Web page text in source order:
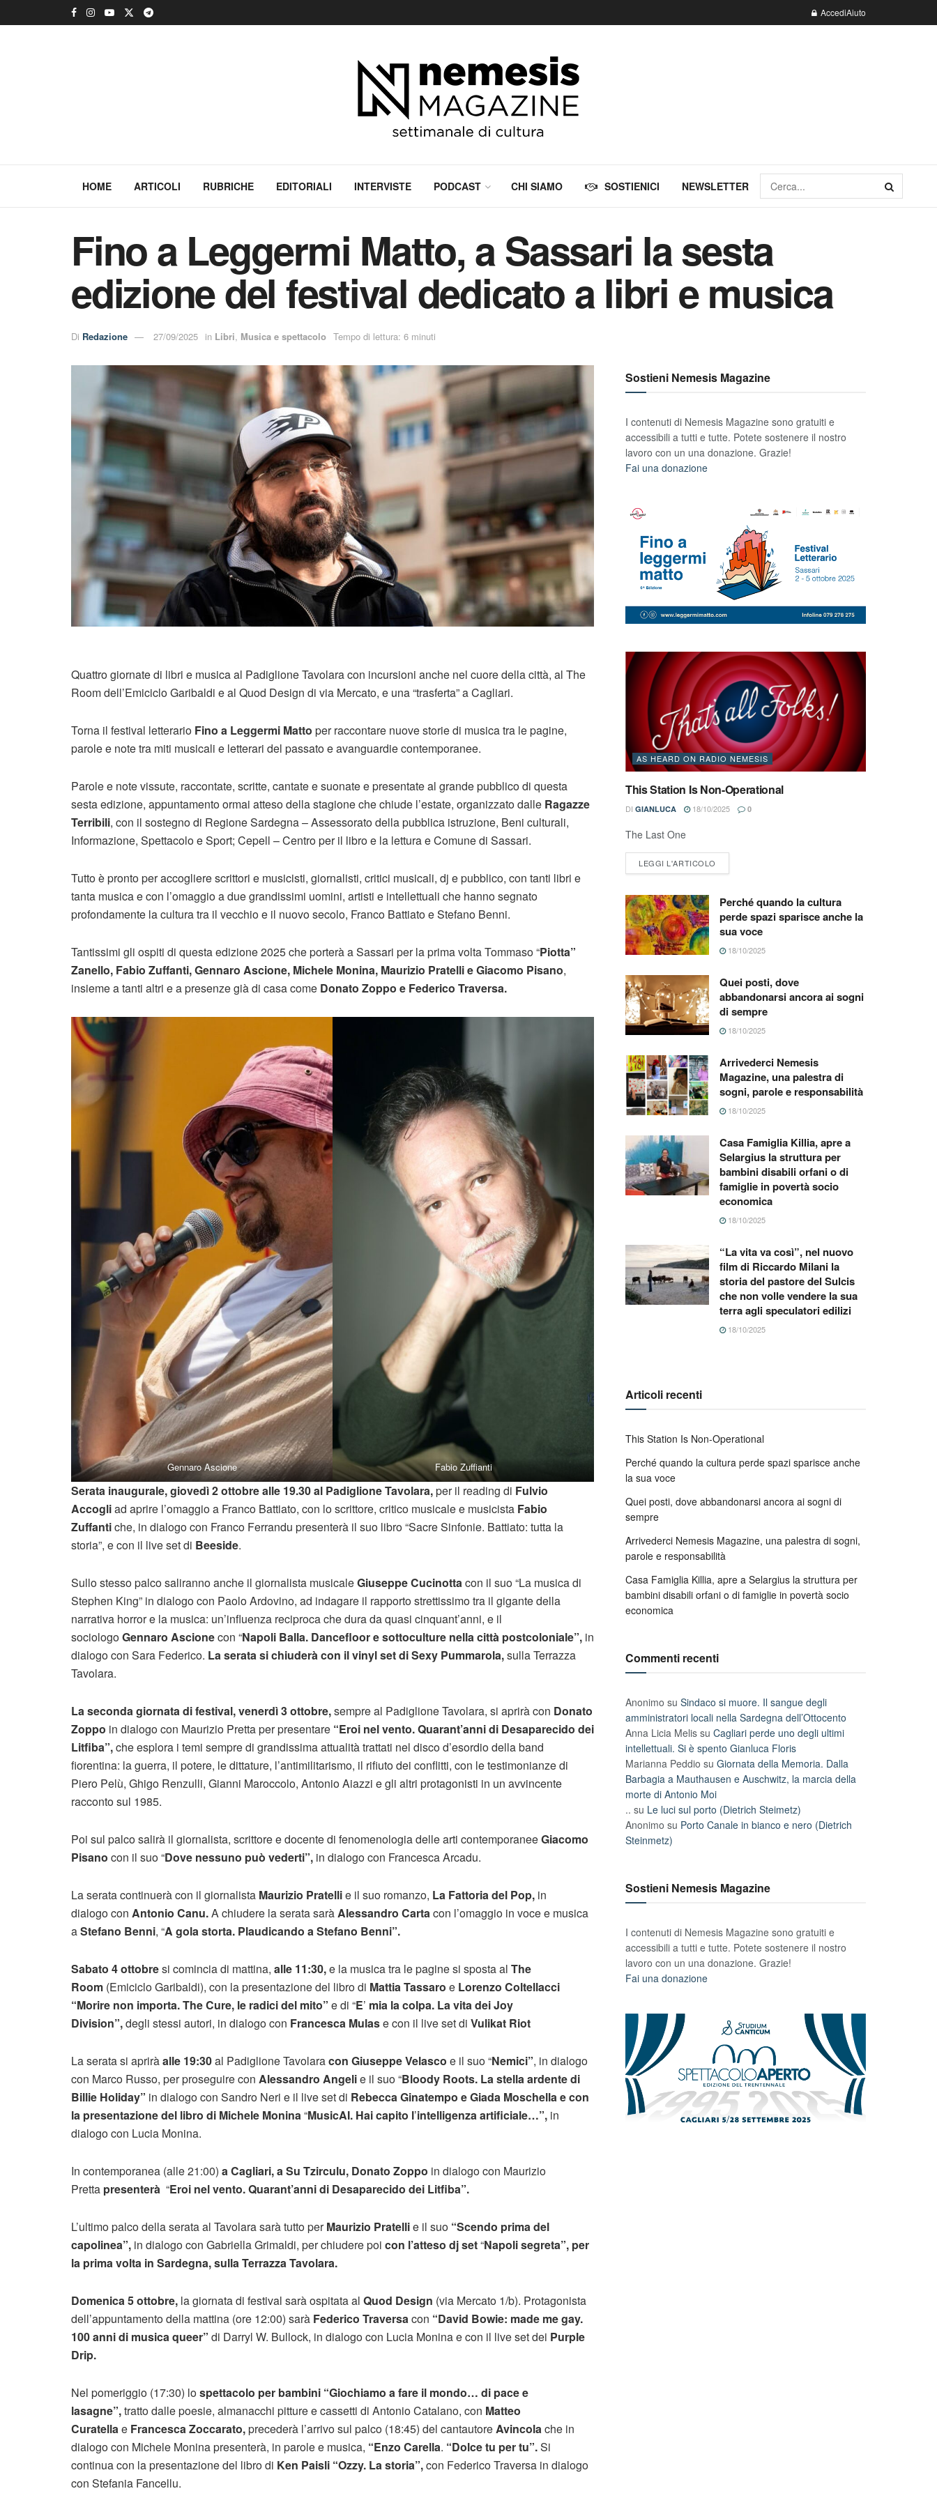
AccediAiuto
HOME ARTICOLI RUBRICHE EDITORIALI INTERVISTE PODCAST CHI SIAMO SOSTIENICI NEWSLETTER
Fino a Leggermi Matto, a Sassari la sesta
edizione del festival dedicato a libri e musica
Di Redazione 27/09/2025 in Libri, Musica e spettacolo Tempo di lettura: 6 minuti
Quattro giornate di libri e musica al Padiglione Tavolara con incursioni anche nel cuore della città, al The
Room dell’Emiciclo Garibaldi e al Quod Design di via Mercato, e una “trasferta” a Cagliari.
Torna il festival letterario Fino a Leggermi Matto per raccontare nuove storie di musica tra le pagine,
parole e note tra miti musicali e letterari del passato e avanguardie contemporanee.
Parole e note vissute, raccontate, scritte, cantate e suonate e presentate al grande pubblico di questa
sesta edizione, appuntamento ormai atteso della stagione che chiude l’estate, organizzato dalle Ragazze
Terribili, con il sostegno di Regione Sardegna – Assessorato della pubblica istruzione, Beni culturali,
Informazione, Spettacolo e Sport; Cepell – Centro per il libro e la lettura e Comune di Sassari.
Tutto è pronto per accogliere scrittori e musicisti, giornalisti, critici musicali, dj e pubblico, con tanti libri e
tanta musica e con l’omaggio a due grandissimi uomini, artisti e intellettuali che hanno segnato
profondamente la cultura tra il vecchio e il nuovo secolo, Franco Battiato e Stefano Benni.
Tantissimi gli ospiti di questa edizione 2025 che porterà a Sassari per la prima volta Tommaso “Piotta”
Zanello, Fabio Zuffanti, Gennaro Ascione, Michele Monina, Maurizio Pratelli e Giacomo Pisano,
insieme a tanti altri e a presenze già di casa come Donato Zoppo e Federico Traversa.
Gennaro Ascione Fabio Zuffianti
Serata inaugurale, giovedì 2 ottobre alle 19.30al Padiglione Tavolara,per il reading di Fulvio
Accogliad aprire l’omaggio a Franco Battiato, con lo scrittore, critico musicale e musicista Fabio
Zuffantiche, in dialogo con Franco Ferrandu presenterà il suo libro “Sacre Sinfonie. Battiato: tutta la
storia”, e con il live set di Beeside.
Sullo stesso palco saliranno anche il giornalista musicaleGiuseppe Cucinottacon il suo “La musica di
Stephen King” in dialogo con Paolo Ardovino, ad indagare il rapporto strettissimo tra il gigante della
narrativa horror e la musica: un’influenza reciproca che dura da quasi cinquant’anni, e il
sociologoGennaro Ascionecon “Napoli Balla. Dancefloor e sottoculture nella città postcoloniale”, in
dialogo con Sara Federico. La serata si chiuderà con il vinyl set di Sexy Pummarola,sulla Terrazza
Tavolara.
La seconda giornata di festival,venerdì 3 ottobre,sempre al Padiglione Tavolara, si aprirà con Donato
Zoppo in dialogo con Maurizio Pretta per presentare “Eroi nel vento. Quarant’anni di Desaparecido dei
Litfiba”,che esplora i temi sempre di grandissima attualità trattati nel disco d’esordio della band
fiorentina: la guerra, il potere, le dittature, l’antimilitarismo, il rifiuto dei conflitti, con le testimonianze di
Piero Pelù, Ghigo Renzulli, Gianni Maroccolo, Antonio Aiazzi e gli altri protagonisti in un avvincente
racconto sul 1985.
Poi sul palco salirà il giornalista, scrittore e docente di fenomenologia delle arti contemporaneeGiacomo
Pisano con il suo “Dove nessuno può vederti”, in dialogo con Francesca Arcadu.
La serata continuerà con il giornalista Maurizio Pratellie il suo romanzo, La Fattoria del Pop, in
dialogocon Antonio Canu.A chiudere la serata saràAlessandro Cartacon l’omaggio in voce e musica
aStefano Benni, “A gola storta. Plaudicando a Stefano Benni”.
Sabato 4 ottobresi comincia di mattina, alle 11:30,e la musica tra le pagine si sposta al The
Room (Emiciclo Garibaldi), con la presentazione del libro di Mattia Tassaro e Lorenzo Coltellacci
“Morire non importa. The Cure, le radici del mito” e di “E’ mia la colpa. La vita dei Joy
Division”,degli stessi autori, in dialogo con Francesca Mulase con il live set di Vulikat Riot
La serata si apriràalle 19:30al Padiglione Tavolaracon Giuseppe Velasco e il suo “Nemici”, in dialogo
con Marco Russo, per proseguire con Alessandro Angelie il suo “Bloody Roots. La stella ardente di
Billie Holiday” in dialogo con Sandro Neri e il live set di Rebecca Ginatempo e Giada Moschella e con
la presentazione del libro di Michele Monina“MusicAI. Hai capito l’intelligenza artificiale…”, in
dialogo con Lucia Monina.
In contemporanea (alle 21:00) a Cagliari, a Su Tzirculu, Donato Zoppo in dialogo con Maurizio
Pretta presenterà “Eroi nel vento. Quarant’anni di Desaparecido dei Litfiba”.
L’ultimo palco della serata al Tavolara sarà tutto perMaurizio Pratellie il suo “Scendo prima del
capolinea”, in dialogo con Gabriella Grimaldi, per chiudere poi con l’atteso dj set“Napoli segreta”, per
la prima volta in Sardegna, sulla Terrazza Tavolara.
Domenica 5 ottobre, la giornata di festival sarà ospitata al Quod Design (via Mercato 1/b). Protagonista
dell’appuntamento della mattina (ore 12:00) sarà Federico Traversacon “David Bowie: made me gay.
100 anni di musica queer” di Darryl W. Bullock, in dialogo con Lucia Monina e con il live set dei Purple
Drip.
Nel pomeriggio (17:30) lospettacolo per bambini “Giochiamo a fare il mondo… di pace e
lasagne”,tratto dalle poesie, almanacchi pitture e cassetti di Antonio Catalano, con Matteo
Curatellae Francesca Zoccarato,precederà l’arrivo sul palco (18:45) del cantautoreAvincolache in
dialogo con Michele Monina presenterà, in parole e musica, “Enzo Carella. “Dolce tu per tu”.Si
continua con la presentazione del libro di Ken Paisli “Ozzy. La storia”,con Federico Traversa in dialogo
con Stefania Fancellu.
Sostieni Nemesis Magazine
I contenuti di Nemesis Magazine sono gratuiti e
accessibili a tutti e tutte. Potete sostenere il nostro
lavoro con un una donazione. Grazie!
Fai una donazione
AS HEARD ON RADIO NEMESIS
This Station Is Non-Operational
DI GIANLUCA 18/10/2025 0
The Last One
LEGGI L'ARTICOLO
Perché quando la cultura
perde spazi sparisce anche la
sua voce
18/10/2025
Quei posti, dove
abbandonarsi ancora ai sogni
di sempre
18/10/2025
Arrivederci Nemesis
Magazine, una palestra di
sogni, parole e responsabilità
18/10/2025
Casa Famiglia Killia, apre a
Selargius la struttura per
bambini disabili orfani o di
famiglie in povertà socio
economica
18/10/2025
“La vita va così”, nel nuovo
film di Riccardo Milani la
storia del pastore del Sulcis
che non volle vendere la sua
terra agli speculatori edilizi
18/10/2025
Articoli recenti
This Station Is Non-Operational
Perché quando la cultura perde spazi sparisce anche
la sua voce
Quei posti, dove abbandonarsi ancora ai sogni di
sempre
Arrivederci Nemesis Magazine, una palestra di sogni,
parole e responsabilità
Casa Famiglia Killia, apre a Selargius la struttura per
bambini disabili orfani o di famiglie in povertà socio
economica
Commenti recenti
Anonimo su Sindaco si muore. Il sangue degli
amministratori locali nella Sardegna dell’Ottocento
Anna Licia Melis su Cagliari perde uno degli ultimi
intellettuali. Si è spento Gianluca Floris
Marianna Peddio su Giornata della Memoria. Dalla
Barbagia a Mauthausen e Auschwitz, la marcia della
morte di Antonio Moi
.. su Le luci sul porto (Dietrich Steimetz)
Anonimo su Porto Canale in bianco e nero (Dietrich
Steinmetz)
Sostieni Nemesis Magazine
I contenuti di Nemesis Magazine sono gratuiti e
accessibili a tutti e tutte. Potete sostenere il nostro
lavoro con un una donazione. Grazie!
Fai una donazione